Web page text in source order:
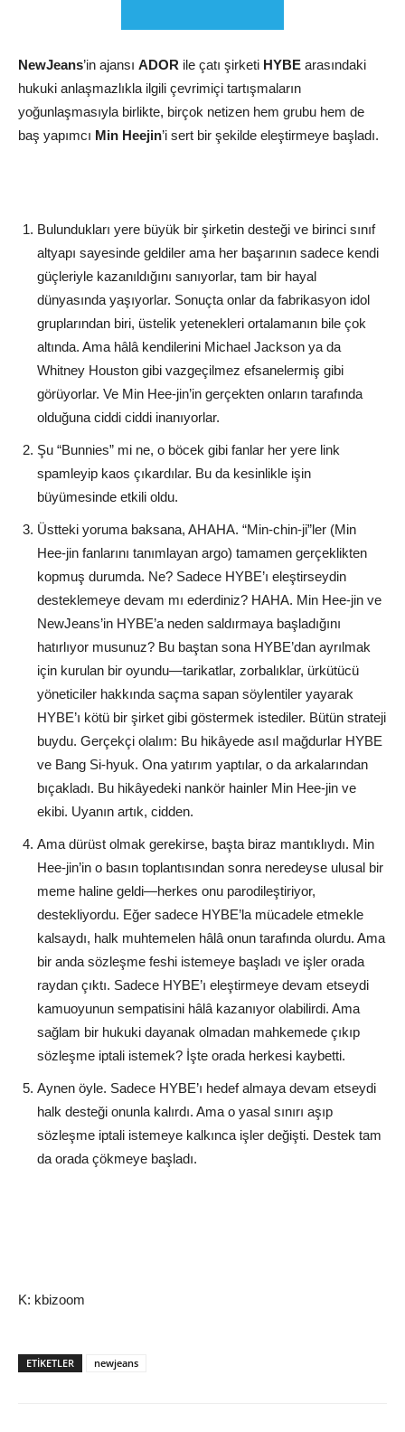
NewJeans’in ajansı ADOR ile çatı şirketi HYBE arasındaki
hukuki anlaşmazlıkla ilgili çevrimiçi tartışmaların
yoğunlaşmasıyla birlikte, birçok netizen hem grubu hem de
baş yapımcı Min Heejin’i sert bir şekilde eleştirmeye başladı.
Bulundukları yere büyük bir şirketin desteği ve birinci sınıf
altyapı sayesinde geldiler ama her başarının sadece kendi
güçleriyle kazanıldığını sanıyorlar, tam bir hayal
dünyasında yaşıyorlar. Sonuçta onlar da fabrikasyon idol
gruplarından biri, üstelik yetenekleri ortalamanın bile çok
altında. Ama hâlâ kendilerini Michael Jackson ya da
Whitney Houston gibi vazgeçilmez efsanelermiş gibi
görüyorlar. Ve Min Hee-jin’in gerçekten onların tarafında
olduğuna ciddi ciddi inanıyorlar.
Şu “Bunnies” mi ne, o böcek gibi fanlar her yere link
spamleyip kaos çıkardılar. Bu da kesinlikle işin
büyümesinde etkili oldu.
Üstteki yoruma baksana, AHAHA. “Min-chin-ji”ler (Min
Hee-jin fanlarını tanımlayan argo) tamamen gerçeklikten
kopmuş durumda. Ne? Sadece HYBE’ı eleştirseydin
desteklemeye devam mı ederdiniz? HAHA. Min Hee-jin ve
NewJeans’in HYBE’a neden saldırmaya başladığını
hatırlıyor musunuz? Bu baştan sona HYBE’dan ayrılmak
için kurulan bir oyundu—tarikatlar, zorbalıklar, ürkütücü
yöneticiler hakkında saçma sapan söylentiler yayarak
HYBE’ı kötü bir şirket gibi göstermek istediler. Bütün strateji
buydu. Gerçekçi olalım: Bu hikâyede asıl mağdurlar HYBE
ve Bang Si-hyuk. Ona yatırım yaptılar, o da arkalarından
bıçakladı. Bu hikâyedeki nankör hainler Min Hee-jin ve
ekibi. Uyanın artık, cidden.
Ama dürüst olmak gerekirse, başta biraz mantıklıydı. Min
Hee-jin’in o basın toplantısından sonra neredeyse ulusal bir
meme haline geldi—herkes onu parodileştiriyor,
destekliyordu. Eğer sadece HYBE’la mücadele etmekle
kalsaydı, halk muhtemelen hâlâ onun tarafında olurdu. Ama
bir anda sözleşme feshi istemeye başladı ve işler orada
raydan çıktı. Sadece HYBE’ı eleştirmeye devam etseydi
kamuoyunun sempatisini hâlâ kazanıyor olabilirdi. Ama
sağlam bir hukuki dayanak olmadan mahkemede çıkıp
sözleşme iptali istemek? İşte orada herkesi kaybetti.
Aynen öyle. Sadece HYBE’ı hedef almaya devam etseydi
halk desteği onunla kalırdı. Ama o yasal sınırı aşıp
sözleşme iptali istemeye kalkınca işler değişti. Destek tam
da orada çökmeye başladı.
K: kbizoom
ETIKETLER newjeans